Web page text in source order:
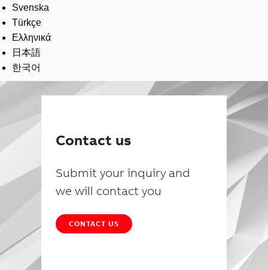
Svenska
Türkçe
Ελληνικά
日本語
한국어
Contact us
Submit your inquiry and
we will contact you
CONTACT US